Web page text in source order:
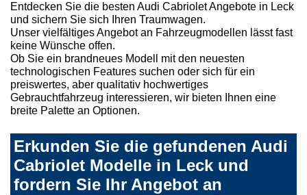
Entdecken Sie die besten Audi Cabriolet Angebote in Leck
und sichern Sie sich Ihren Traumwagen.
Unser vielfältiges Angebot an Fahrzeugmodellen lässt fast
keine Wünsche offen.
Ob Sie ein brandneues Modell mit den neuesten
technologischen Features suchen oder sich für ein
preiswertes, aber qualitativ hochwertiges
Gebrauchtfahrzeug interessieren, wir bieten Ihnen eine
breite Palette an Optionen.
Erkunden Sie die gefundenen Audi
Cabriolet Modelle in Leck und
fordern Sie Ihr Angebot an